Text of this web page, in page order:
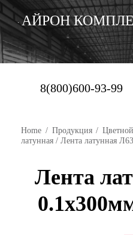
АЙРОН
8(800)600-93-99
Home / Продукция/
латунная / Лента латунная
Лента